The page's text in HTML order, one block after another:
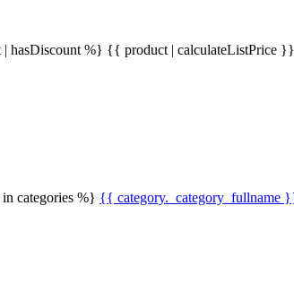
hasDiscount %} {{ product | calculateListPrice }}
categories %} {{ category._category_fullname